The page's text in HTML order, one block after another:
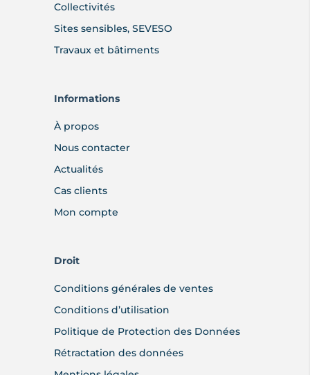
Collectivités
Sites sensibles, SEVESO
Travaux et bâtiments
Informations
À propos
Nous contacter
Actualités
Cas clients
Mon compte
Droit
Conditions générales de ventes
Conditions d’utilisation
Politique de Protection des Données
Rétractation des données